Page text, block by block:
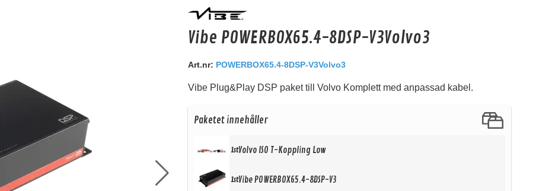
Kanske någon av dessa produkter kan intressera dig?
Vibe POWERBOX65.4-8DSP-V3Volvo3
Art.nr: POWERBOX65.4-8DSP-V3Volvo3
Vibe Plug&Play DSP paket till Volvo Komplett med anpassad kabel.
Paketet innehåller
1stVolvo ISO T-Koppling Low
1stVibe POWERBOX65.4-8DSP-V3